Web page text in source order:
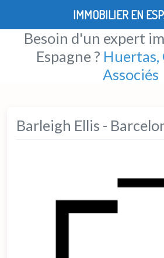
Besoin d'un expert
Espagne ? Huertas,
Associés
Barleigh Ellis -
IMMOBILIER EN